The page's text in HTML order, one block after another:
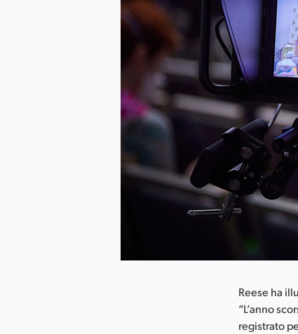
Reese ha
“L’anno
registrato